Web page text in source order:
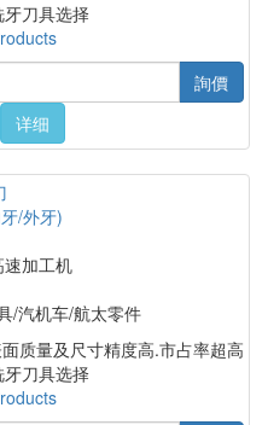
牙刀具选择
詢價
详细
/外牙)
速加工机
/汽机车/航太零件
质量及尺寸精度高.市占率超高
牙刀具选择